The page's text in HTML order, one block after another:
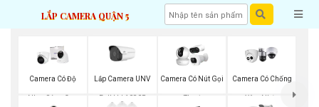
LẮP CAMERA QUẬN 5
Camera Có Độ
Nhạy Sáng Cao
Lắp Camera UNV
Full Hd 1080P
Camera Có Nút Gọi
Thoại
Camera Có Chống
Xâm Nhập